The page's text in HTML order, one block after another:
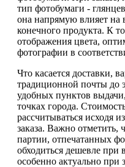
тип фотобумаги -
она напрямую влияет на
конечного продукта. К
отображения цвета,
фотографии в
Что касается доставки,
традиционной почты до
удобных пунктов
точках города.
рассчитываться исходя
заказа. Важно отметить,
партии, отпечатанных
обходиться дешевле при
особенно актуально при